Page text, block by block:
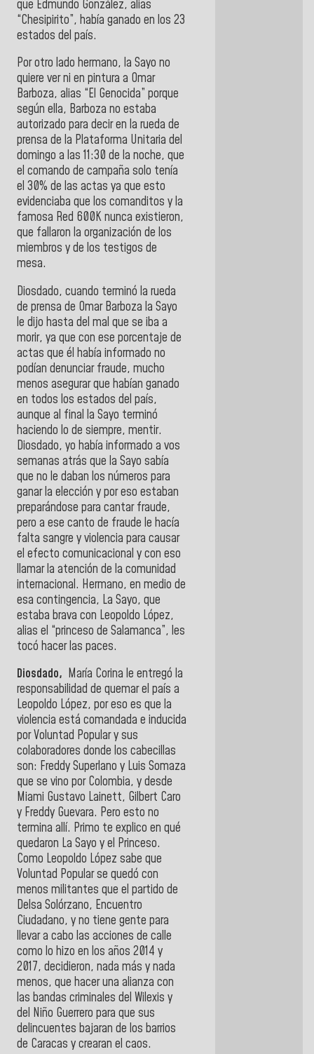
que Edmundo González, alias
“Chesipirito”, había ganado en los 23
estados del país.
Por otro lado hermano, la Sayo no
quiere ver ni en pintura a Omar
Barboza, alias “El Genocida” porque
según ella, Barboza no estaba
autorizado para decir en la rueda de
prensa de la Plataforma Unitaria del
domingo a las 11:30 de la noche, que
el comando de campaña solo tenía
el 30% de las actas ya que esto
evidenciaba que los comanditos y la
famosa Red 600K nunca existieron,
que fallaron la organización de los
miembros y de los testigos de
mesa.
Diosdado, cuando terminó la rueda
de prensa de Omar Barboza la Sayo
le dijo hasta del mal que se iba a
morir, ya que con ese porcentaje de
actas que él había informado no
podían denunciar fraude, mucho
menos asegurar que habían ganado
en todos los estados del país,
aunque al final la Sayo terminó
haciendo lo de siempre, mentir.
Diosdado, yo había informado a vos
semanas atrás que la Sayo sabía
que no le daban los números para
ganar la elección y por eso estaban
preparándose para cantar fraude,
pero a ese canto de fraude le hacía
falta sangre y violencia para causar
el efecto comunicacional y con eso
llamar la atención de la comunidad
internacional. Hermano, en medio de
esa contingencia, La Sayo, que
estaba brava con Leopoldo López,
alias el “princeso de Salamanca”, les
tocó hacer las paces.
Diosdado, María Corina le entregó la
responsabilidad de quemar el país a
Leopoldo López, por eso es que la
violencia está comandada e inducida
por Voluntad Popular y sus
colaboradores donde los cabecillas
son: Freddy Superlano y Luis Somaza
que se vino por Colombia, y desde
Miami Gustavo Lainett, Gilbert Caro
y Freddy Guevara. Pero esto no
termina allí. Primo te explico en qué
quedaron La Sayo y el Princeso.
Como Leopoldo López sabe que
Voluntad Popular se quedó con
menos militantes que el partido de
Delsa Solórzano, Encuentro
Ciudadano, y no tiene gente para
llevar a cabo las acciones de calle
como lo hizo en los años 2014 y
2017, decidieron, nada más y nada
menos, que hacer una alianza con
las bandas criminales del Wilexis y
del Niño Guerrero para que sus
delincuentes bajaran de los barrios
de Caracas y crearan el caos.